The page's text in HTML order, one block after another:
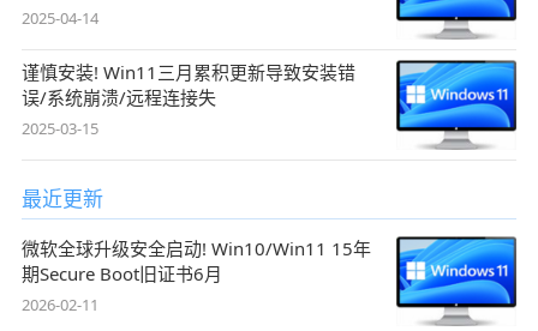
2025-04-14
谨慎安装! Win11三月累积更新导致安装错
误/系统崩溃/远程连接失
2025-03-15
最近更新
微软全球升级安全启动! Win10/Win11 15年
期Secure Boot旧证书6月
2026-02-11